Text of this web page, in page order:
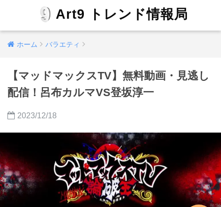
Art9 トレンド情報局
ホーム バラエティ
【マッドマックスTV】無料動画・見逃し
配信！呂布カルマVS登坂淳一
2023/12/18